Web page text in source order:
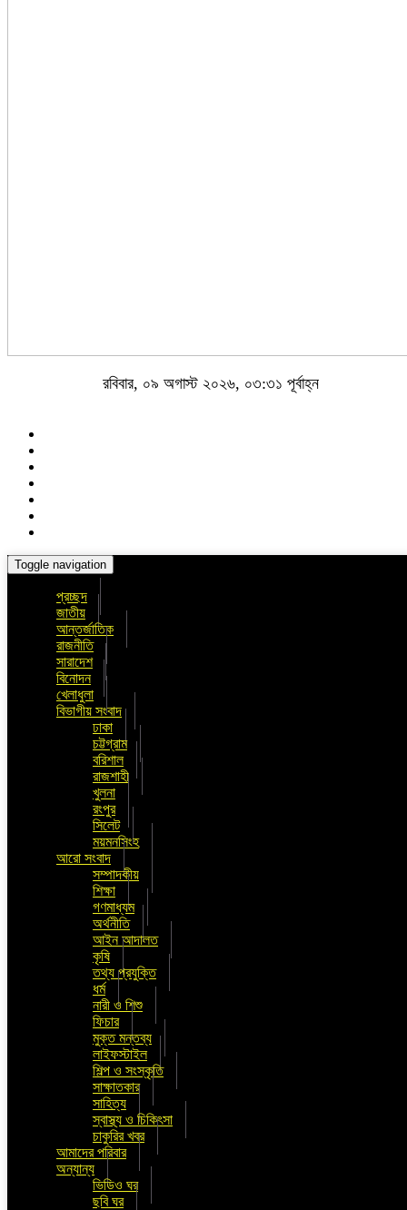
রবিবার, ০৯ অগাস্ট ২০২৬, ০৩:৩১ পূর্বাহ্ন
Toggle navigation
প্রচ্ছদ
জাতীয়
আন্তর্জাতিক
রাজনীতি
সারাদেশ
বিনোদন
খেলাধুলা
বিভাগীয় সংবাদ
ঢাকা
চট্টগ্রাম
বরিশাল
রাজশাহী
খুলনা
রংপুর
সিলেট
ময়মনসিংহ
আরো সংবাদ
সম্পাদকীয়
শিক্ষা
গণমাধ্যম
অর্থনীতি
আইন আদালত
কৃষি
তথ্য প্রযুক্তি
ধর্ম
নারী ও শিশু
ফিচার
মুক্ত মন্তব্য
লাইফস্টাইল
শিল্প ও সংস্কৃতি
সাক্ষাতকার
সাহিত্য
স্বাস্থ্য ও চিকিৎসা
চাকুরির খবর
আমাদের পরিবার
অন্যান্য
ভিডিও ঘর
ছবি ঘর